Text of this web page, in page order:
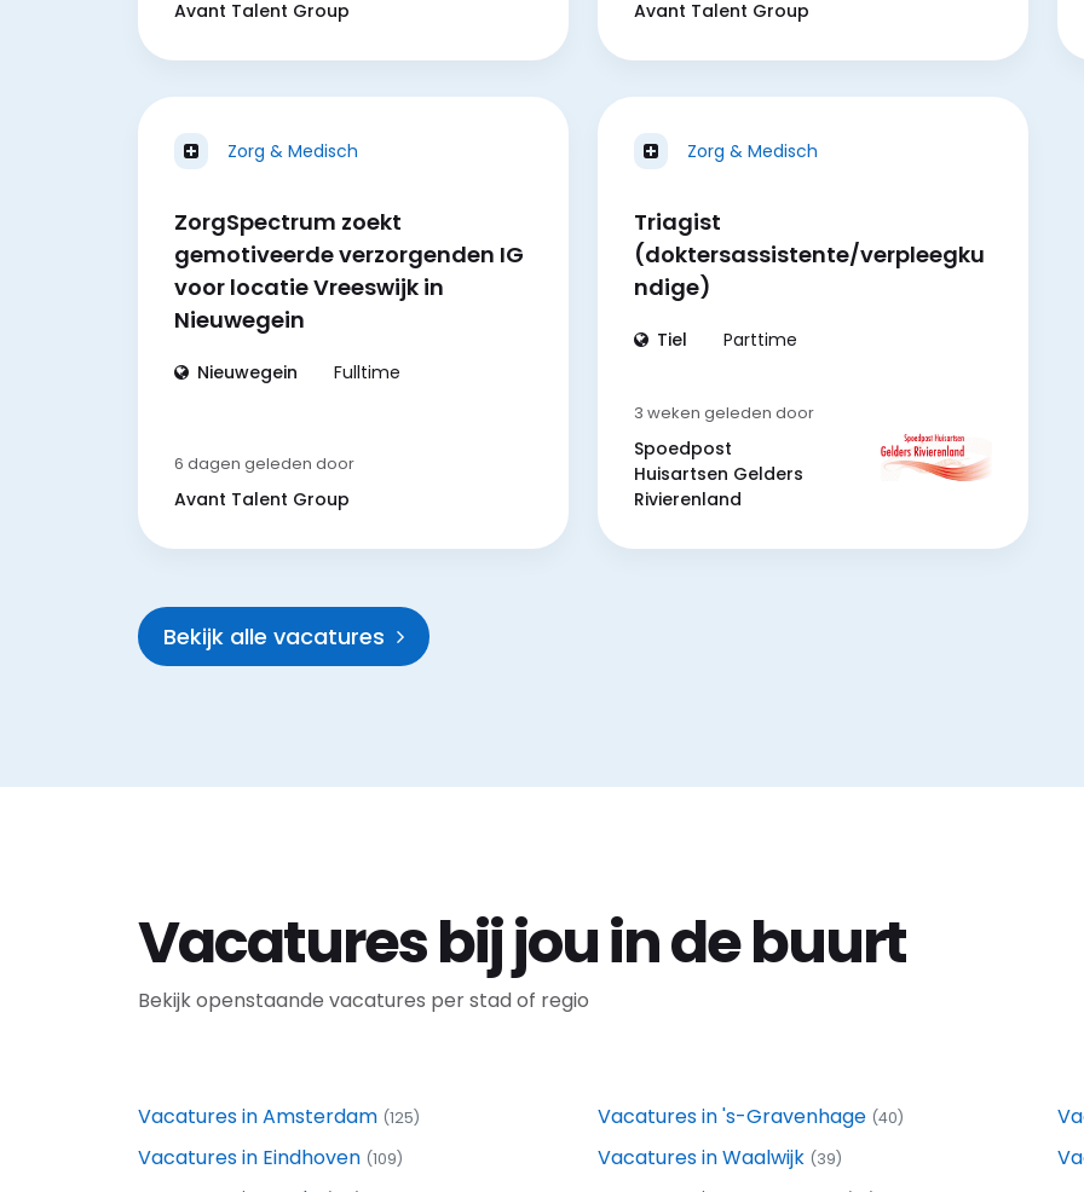
Avant Talent Group Avant Talent Group
Zorg & Medisch
ZorgSpectrum zoekt
gemotiveerde verzorgenden IG
voor locatie Vreeswijk in
Nieuwegein
Nieuwegein Fulltime
6 dagen geleden door
Avant Talent Group
Zorg & Medisch
Triagist
(doktersassistente/verpleegku
ndige)
Tiel Parttime
3 weken geleden door
Spoedpost
Huisartsen Gelders
Rivierenland
Bekijk alle vacatures
Vacatures bij jou in de buurt
Bekijk openstaande vacatures per stad of regio
Vacatures in Amsterdam (125)
Vacatures in Eindhoven (109)
Vacatures in 's-Gravenhage (40)
Vacatures in Waalwijk (39)